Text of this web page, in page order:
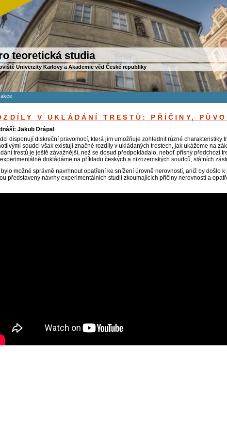
teoretická studia
Univerzity Karlovy a Akademie věd České republiky
akce
V UKLÁDÁNÍ TRESTŮ: PŘÍČINY,
Jakub Drápal
disponují diskreční pravomocí, která jim umožňuje zohlednit různé charakteristiky
soudci však existují značné rozdíly v ukládaných trestech, jak ukážeme na
trestů je ještě závažnější, než se dosud předpokládalo, neboť přísný předchozí
dokládáme na příkladu českých a nizozemských soudců, státních
bylo možné správně navrhnout opatření ke snížení úrovně nerovností, aniž by došlo
představeny návrhy experimentálních studií zkoumajících příčiny nerovností a